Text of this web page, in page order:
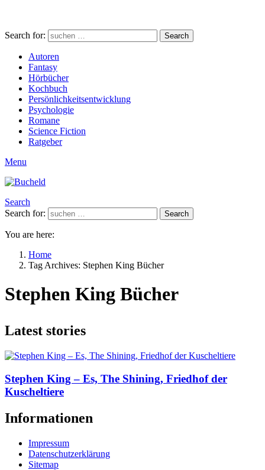
Search for: Search
Autoren
Fantasy
Hörbücher
Kochbuch
Persönlichkeitsentwicklung
Psychologie
Romane
Science Fiction
Ratgeber
Menu
Search
Search for:
Search
You are here:
Home
Tag Archives: Stephen King Bücher
Stephen King Bücher
Latest stories
Stephen King – Es, The Shining, Friedhof der
Kuscheltiere
Informationen
Impressum
Datenschutzerklärung
Sitemap